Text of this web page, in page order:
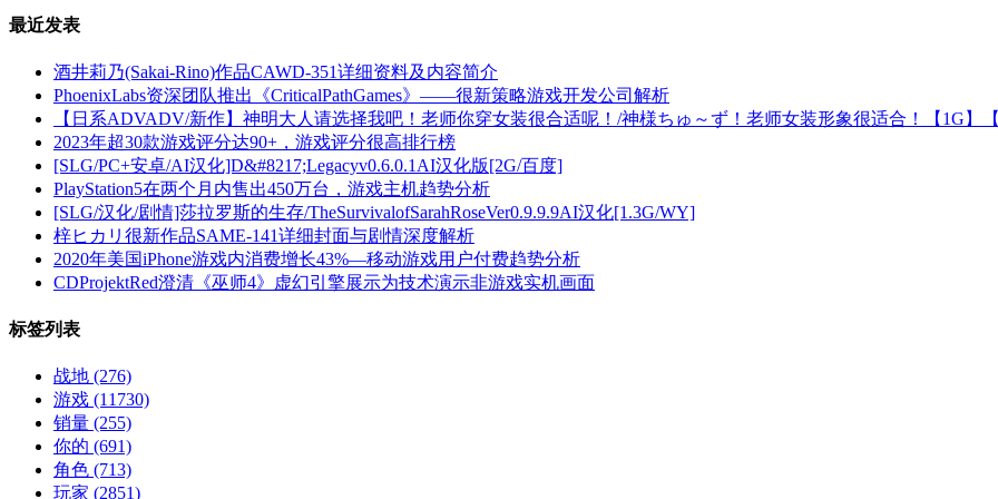
最近发表
酒井莉乃(Sakai-Rino)作品CAWD-351详细资料及内容简介
PhoenixLabs资深团队推出《CriticalPathGames》——很新策略游戏开发公司解析
【日系ADVADV/新作】神明大人请选择我吧！老师你穿女装很合适呢！/神様ちゅ～ず！老师女装形象很适合！【1G】【
2023年超30款游戏评分达90+，游戏评分很高排行榜
[SLG/PC+安卓/AI汉化]D&#8217;Legacyv0.6.0.1AI汉化版[2G/百度]
PlayStation5在两个月内售出450万台，游戏主机趋势分析
[SLG/汉化/剧情]莎拉罗斯的生存/TheSurvivalofSarahRoseVer0.9.9.9AI汉化[1.3G/WY]
梓ヒカリ很新作品SAME-141详细封面与剧情深度解析
2020年美国iPhone游戏内消费增长43%—移动游戏用户付费趋势分析
CDProjektRed澄清《巫师4》虚幻引擎展示为技术演示非游戏实机画面
标签列表
战地 (276)
游戏 (11730)
销量 (255)
你的 (691)
角色 (713)
玩家 (2851)